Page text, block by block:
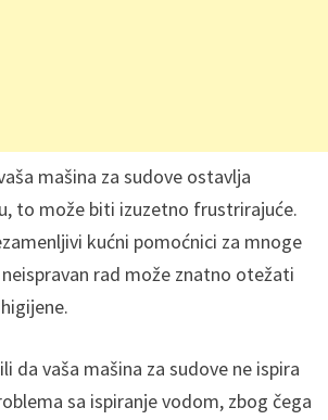
mašina za sudove ostavlja
to može biti izuzetno frustrirajuće.
kućni pomoćnici za mnoge
rad može znatno otežati
da vaša mašina za sudove ne ispira
sa ispiranje vodom, zbog čega